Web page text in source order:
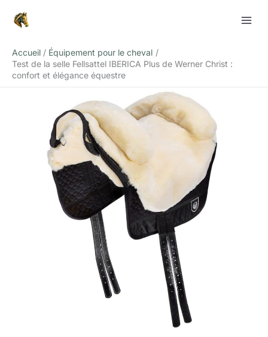
Accueil
Équipement pour le cheval
Test de la selle Fellsattel IBERICA Plus de Werner Christ :
confort et élégance équestre